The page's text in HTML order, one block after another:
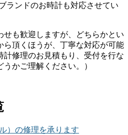
ランドのお時計も対応させてい
せも歓迎しますが、どちらかとい
ら頂くほうが、丁寧な対応が可能
計修理のお見積もり、受付を行な
かご理解ください。）
）の修理を承ります